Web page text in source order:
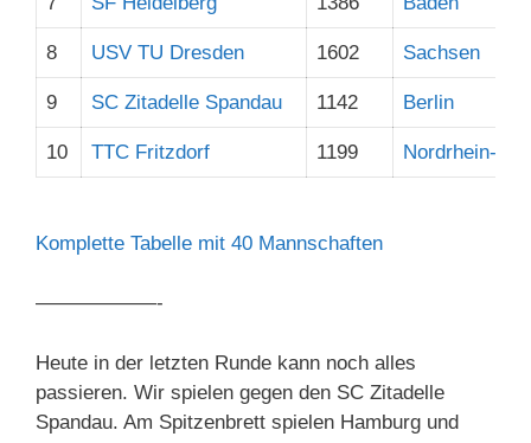
8 USV TU Dresden 1602 Sachsen
9 SC Zitadelle Spandau 1142 Berlin
10 TTC Fritzdorf 1199 Nordrhein-
Komplette Tabelle mit 40 Mannschaften
——————-
Heute in der letzten Runde kann noch alles
passieren. Wir spielen gegen den SC Zitadelle
Spandau. Am Spitzenbrett spielen Hamburg und